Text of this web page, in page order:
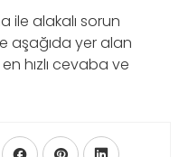
ile alakalı sorun
aşağıda yer alan
hızlı cevaba ve